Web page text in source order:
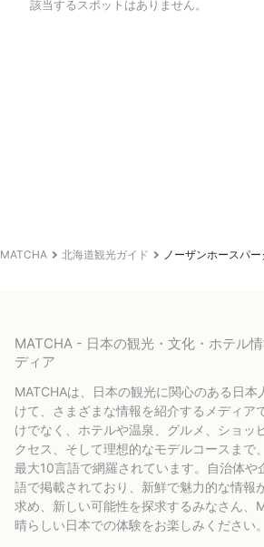
該当するスポットはありません。
MATCHA 北海道観光ガイド ノーザンホースパー
MATCHA - 日本の観光・文化・ホテル
ディア
MATCHAは、日本の観光に関心のある日本
けて、さまざまな情報を紹介するメディア
けでなく、ホテルや温泉、グルメ、ショッ
クセス、そして理想的なモデルコースまで
最大10言語で網羅されています。自治体や
語で掲載されており、新鮮で魅力的な情報
求め、新しい可能性を探求するみなさん、
晴らしい日本での体験をお楽しみください。